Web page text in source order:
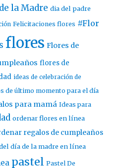
la Madre dia del padre
Felicitaciones flores #Flor
flores Flores de
flores de
ideas de celebración de
de último momento para el día
para mamá Ideas para
ordenar flores en línea
regalos de cumpleaños
día de la madre en línea
pastel Pastel De